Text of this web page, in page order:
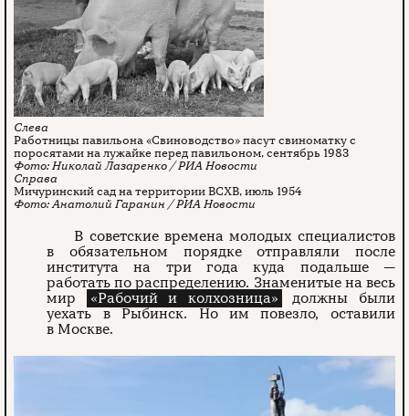
Работницы павильона «Свиноводство» пасут свиноматку с
поросятами на лужайке перед павильоном, сентябрь 1983
Николай Лазаренко / РИА Новости
Мичуринский сад на территории ВСХВ, июль 1954
Анатолий Гаранин / РИА Новости
В советские времена молодых специалистов
в обязательном порядке отправляли после
института на три года куда подальше —
работать по распределению. Знаменитые на весь
мир
«Рабочий и колхозница»
должны были
уехать в Рыбинск. Но им повезло, оставили
в Москве.